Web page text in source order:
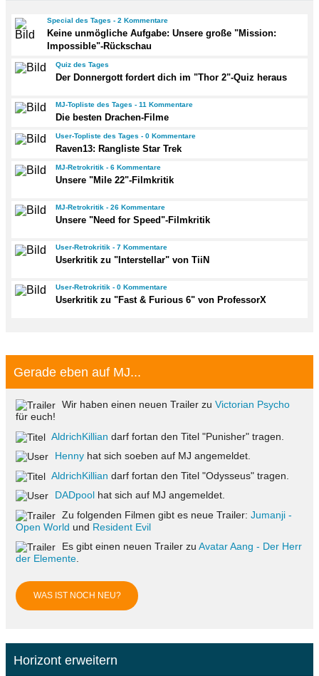
Special des Tages - 2 Kommentare
Keine unmögliche Aufgabe: Unsere große "Mission:
Impossible"-Rückschau
Quiz des Tages
Der Donnergott fordert dich im "Thor 2"-Quiz heraus
MJ-Topliste des Tages - 11 Kommentare
Die besten Drachen-Filme
User-Topliste des Tages - 0 Kommentare
Raven13: Rangliste Star Trek
MJ-Retrokritik - 6 Kommentare
Unsere "Mile 22"-Filmkritik
MJ-Retrokritik - 26 Kommentare
Unsere "Need for Speed"-Filmkritik
User-Retrokritik - 7 Kommentare
Userkritik zu "Interstellar" von TiiN
User-Retrokritik - 0 Kommentare
Userkritik zu "Fast & Furious 6" von ProfessorX
Gerade eben auf MJ...
Wir haben einen neuen Trailer zuVictorian Psycho
für euch!
AldrichKillian darf fortan den Titel "Punisher" tragen.
Henny hat sich soeben auf MJ angemeldet.
AldrichKillian darf fortan den Titel "Odysseus" tragen.
DADpool hat sich auf MJ angemeldet.
Zu folgenden Filmen gibt es neue Trailer:Jumanji -
Open World und Resident Evil
Es gibt einen neuen Trailer zuAvatar Aang - Der Herr
der Elemente.
WAS IST NOCH NEU?
Horizont erweitern